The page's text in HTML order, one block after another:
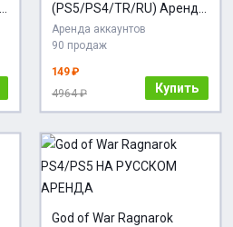
(PS5/PS4/TR/RU) Аренда
7 дней
Аренда аккаунтов
90 продаж
149 ₽
4964 ₽
Купить
God of War Ragnarok